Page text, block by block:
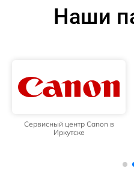
Наши
Сервисный центр Canon в
Иркутске